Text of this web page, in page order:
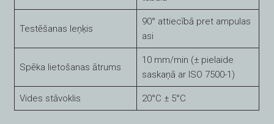
Testēšanas leņķis
90° attiecībā pret ampulas
asi
Spēka lietošanas ātrums
10 mm/min (± pielaide
saskaņā ar ISO 7500-1)
Vides stāvoklis 20°C ± 5°C